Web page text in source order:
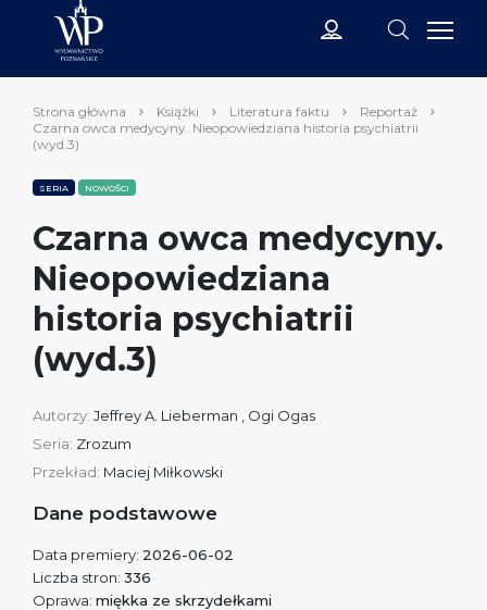
Strona główna Książki Literatura faktu
Reportaż
Czarna owca medycyny. Nieopowiedziana historia psychiatrii
(wyd.3)
SERIA NOWOŚCI
Czarna owca medycyny.
Nieopowiedziana
historia psychiatrii
(wyd.3)
Autorzy: Jeffrey A. Lieberman
Ogi Ogas
Seria: Zrozum
Przekład: Maciej Miłkowski
Dane podstawowe
Data premiery: 2026-06-02
Liczba stron: 336
Oprawa: miękka ze skrzydełkami